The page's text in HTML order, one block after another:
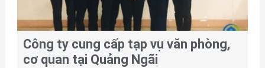
Công ty cung cấp tạp vụ văn phòng,
cơ quan tại Quảng Ngãi